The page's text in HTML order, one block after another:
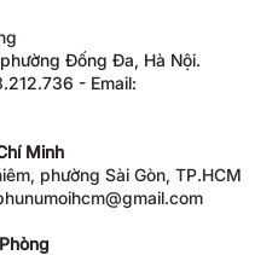
Đống Đa, Hà Nội.
- Email:
Minh
phường Sài Gòn, TP.HCM